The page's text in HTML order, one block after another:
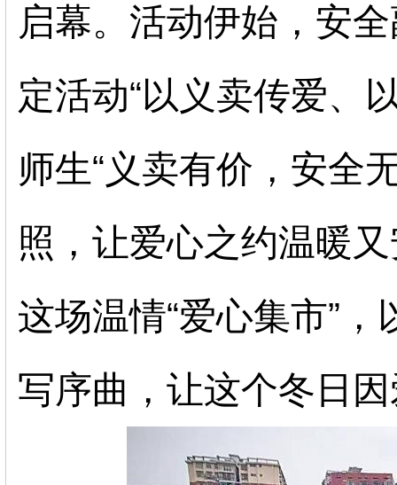
启幕。活动伊始，安
定活动“以义卖传爱、
师生“义卖有价，安全
照，让爱心之约温暖
这场温情“爱心集市”
写序曲，让这个冬日